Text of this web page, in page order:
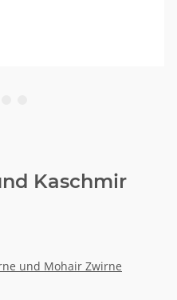
Kaschmir
und Mohair Zwirne